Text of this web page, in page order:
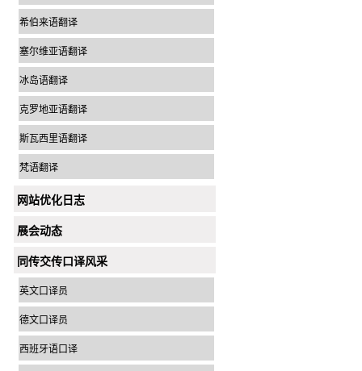
希伯来语翻译
塞尔维亚语翻译
冰岛语翻译
克罗地亚语翻译
斯瓦西里语翻译
梵语翻译
网站优化日志
展会动态
同传交传口译风采
英文口译员
德文口译员
西班牙语口译